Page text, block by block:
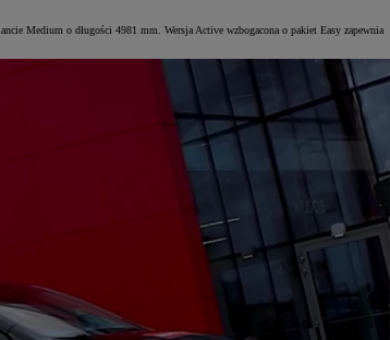
Medium o długości 4981 mm. Wersja Active wzbogacona o pakiet Easy zapewnia